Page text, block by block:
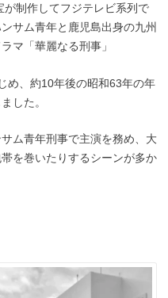
制作してフジテレビ系列で
サム青年と鹿児島出身の九州
マ「華麗なる刑事」
め、約10年後の昭和63年の年
した。
ム青年刑事で主演を務め、大
を巻いたりするシーンが多か